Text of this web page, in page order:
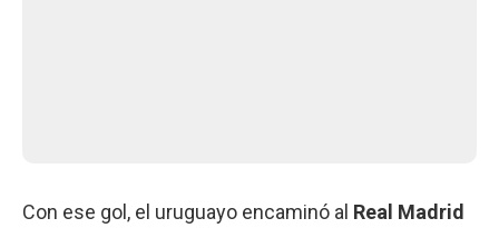
Con ese gol, el uruguayo encaminó al Real Madrid